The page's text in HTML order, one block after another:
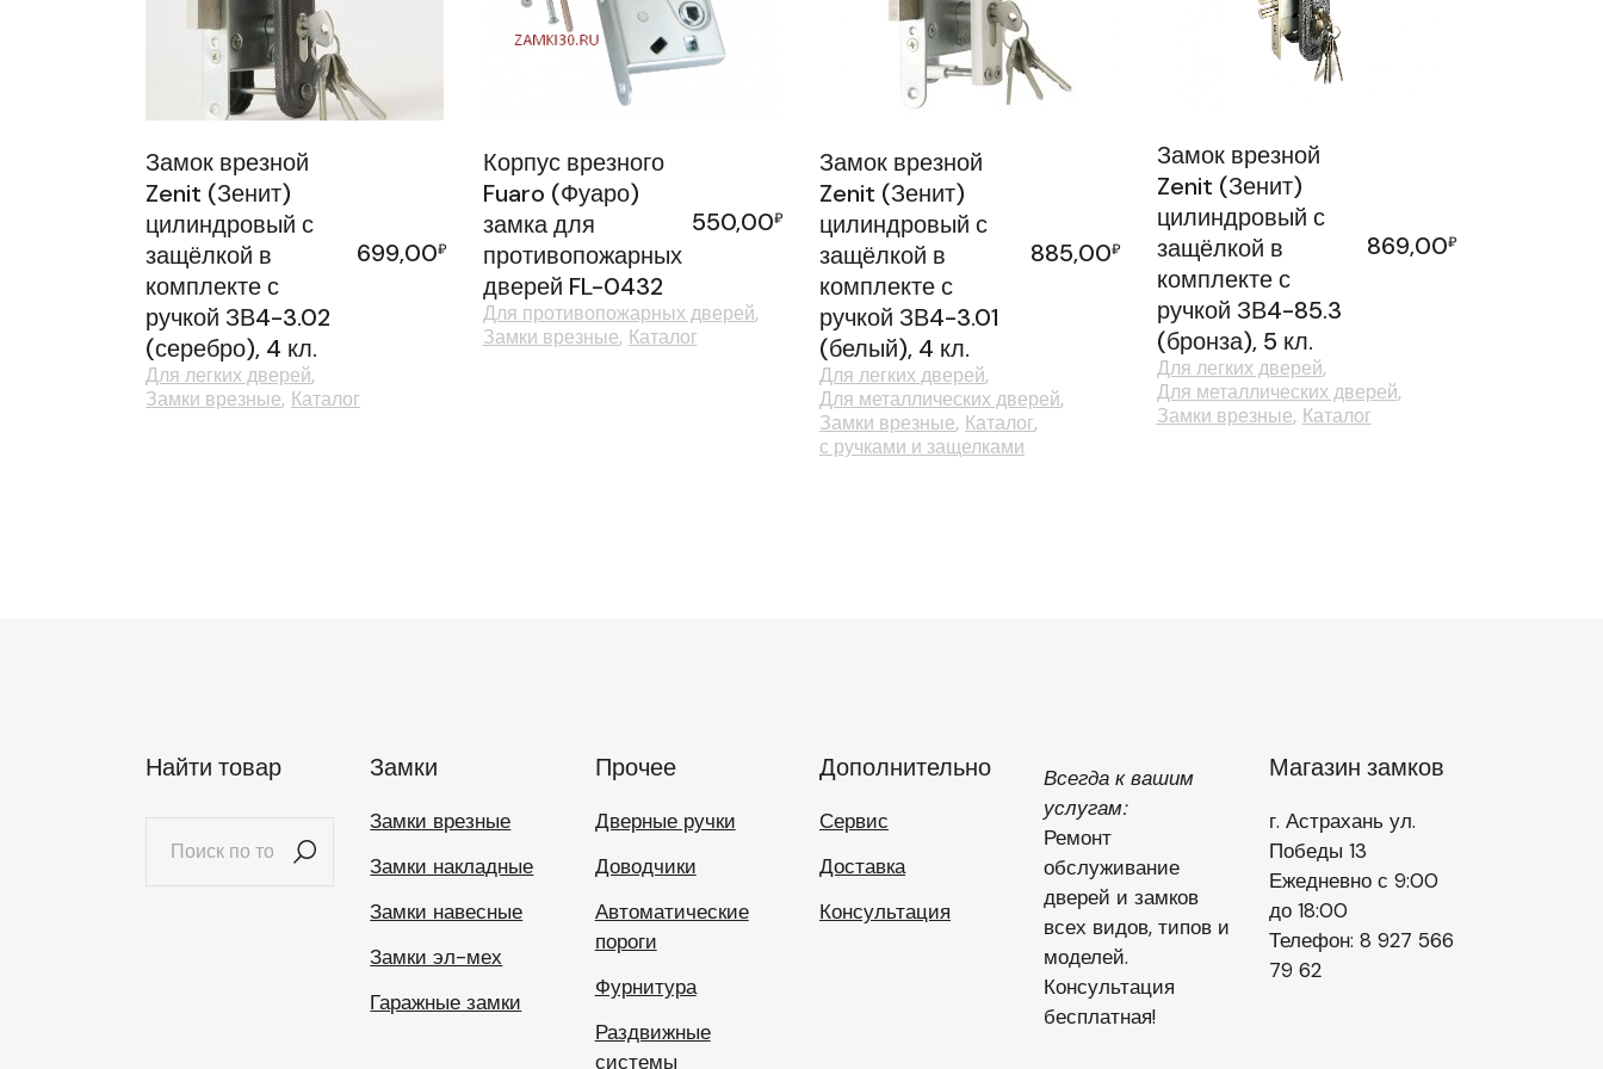
Замок врезной
Zenit (Зенит)
цилиндровый с
защёлкой в
комплекте с
ручкой ЗВ4-3.02
(серебро), 4 кл.
699,00₽
Для легких дверей
Замки врезные Каталог
Корпус врезного
Fuaro (Фуаро)
замка для
противопожарных
дверей FL-0432
550,00₽
Для противопожарных дверей
Замки врезные Каталог
Замок врезной
Zenit (Зенит)
цилиндровый с
защёлкой в
комплекте с
ручкой ЗВ4-3.01
(белый), 4 кл.
885,00₽
Для легких дверей
Для металлических дверей
Замки врезные Каталог
с ручками и защелками
Замок врезной
Zenit (Зенит)
цилиндровый с
защёлкой в
комплекте с
ручкой ЗВ4-85.3
(бронза), 5 кл.
869,00₽
Для легких дверей
Для металлических дверей
Замки врезные Каталог
Найти товар Замки
Замки врезные
Замки накладные
Замки навесные
Замки эл-мех
Гаражные замки
Прочее
Дверные ручки
Доводчики
Автоматические
пороги
Фурнитура
Раздвижные
системы
Дополнительно
Сервис
Доставка
Консультация
Всегда к вашим
услугам:
Ремонт
обслуживание
дверей и замков
всех видов, типов и
моделей.
Консультация
бесплатная!
Магазин замков
г. Астрахань ул.
Победы 13
Ежедневно с 9:00
до 18:00
Телефон: 8 927 566
79 62